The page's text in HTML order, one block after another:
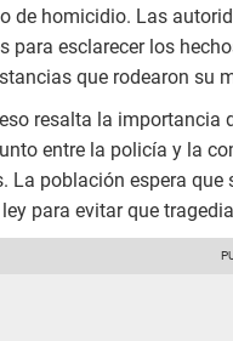
de homicidio. Las
para esclarecer los
que rodearon su
resalta la importancia
entre la policía y la
La población espera
ley para evitar que